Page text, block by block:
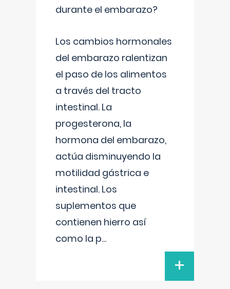
durante el embarazo?
Los cambios hormonales
del embarazo ralentizan
el paso de los alimentos
a través del tracto
intestinal. La
progesterona, la
hormona del embarazo,
actúa disminuyendo la
motilidad gástrica e
intestinal. Los
suplementos que
contienen hierro así
como la p...
+